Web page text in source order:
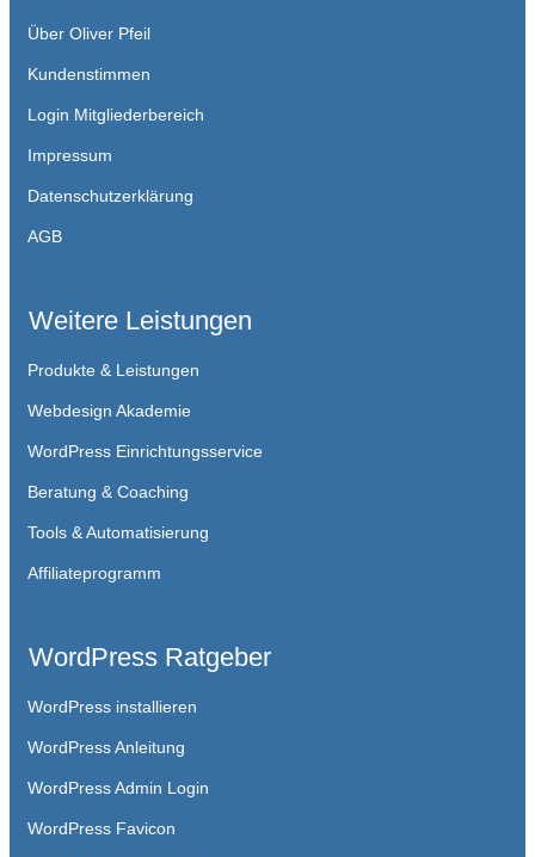
Über Oliver Pfeil
Kundenstimmen
Login Mitgliederbereich
Impressum
Datenschutzerklärung
AGB
Weitere Leistungen
Produkte & Leistungen
Webdesign Akademie
WordPress Einrichtungsservice
Beratung & Coaching
Tools & Automatisierung
Affiliateprogramm
WordPress Ratgeber
WordPress installieren
WordPress Anleitung
WordPress Admin Login
WordPress Favicon